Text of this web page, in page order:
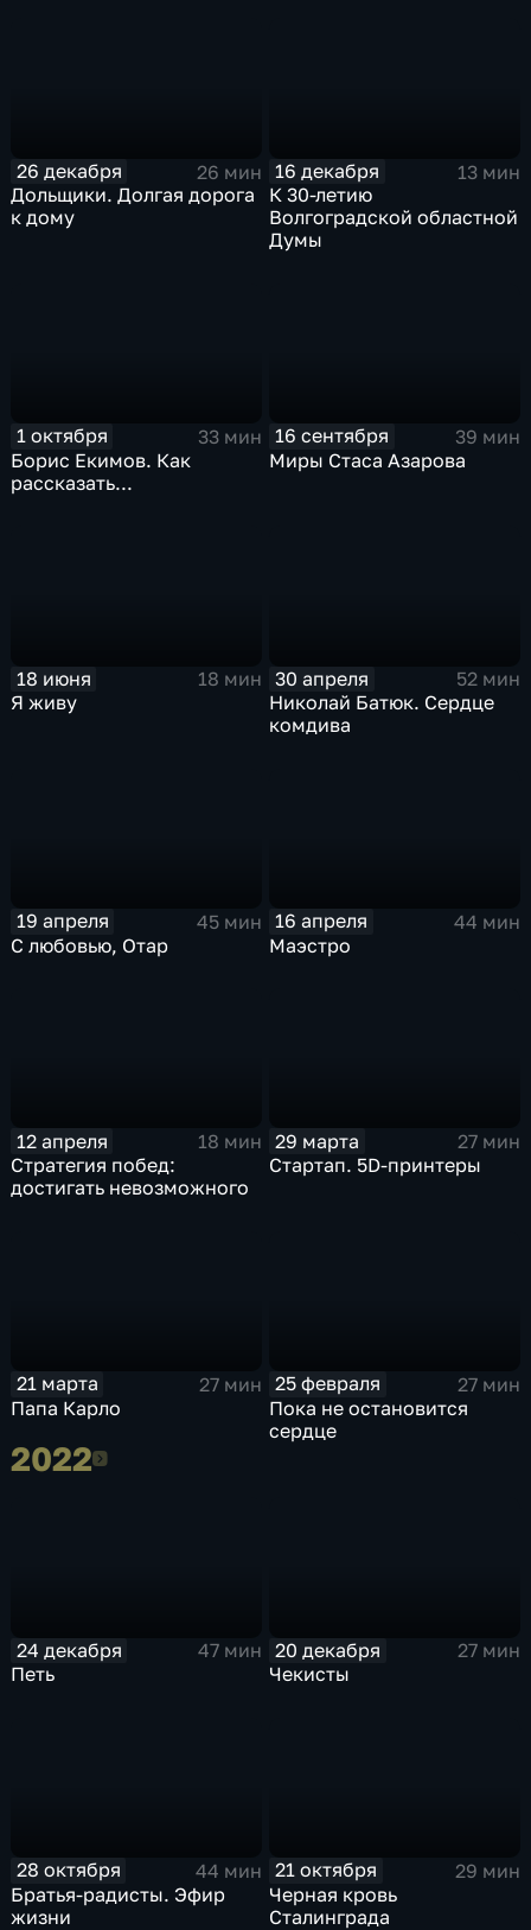
26 декабря
26 мин
Дольщики. Долгая дорога
к дому
16 декабря
13 мин
К 30-летию
Волгоградской областной
Думы
1 октября
33 мин
Борис Екимов. Как
рассказать...
16 сентября
39 мин
Миры Стаса Азарова
18 июня
18 мин
Я живу
30 апреля
52 мин
Николай Батюк. Сердце
комдива
19 апреля
45 мин
С любовью, Отар
16 апреля
44 мин
Маэстро
12 апреля
18 мин
Стратегия побед:
достигать невозможного
29 марта
27 мин
Стартап. 5D-принтеры
21 марта
27 мин
Папа Карло
25 февраля
27 мин
Пока не остановится
сердце
20222022
24 декабря
47 мин
Петь
20 декабря
27 мин
Чекисты
28 октября
44 мин
Братья-радисты. Эфир
жизни
21 октября
29 мин
Черная кровь
Сталинграда